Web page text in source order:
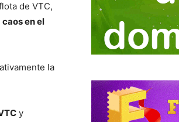
de VTC,
caos en el
la
y